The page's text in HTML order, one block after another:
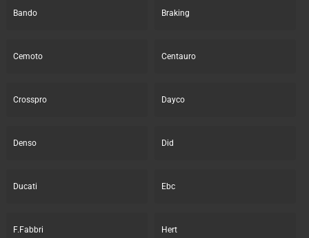
Bando Braking
Cemoto Centauro
Crosspro Dayco
Denso Did
Ducati Ebc
F.Fabbri Hert